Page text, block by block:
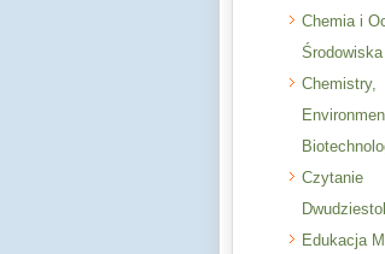
Chemia i
Środowiska
Chemistry,
Czytanie
Edukacja